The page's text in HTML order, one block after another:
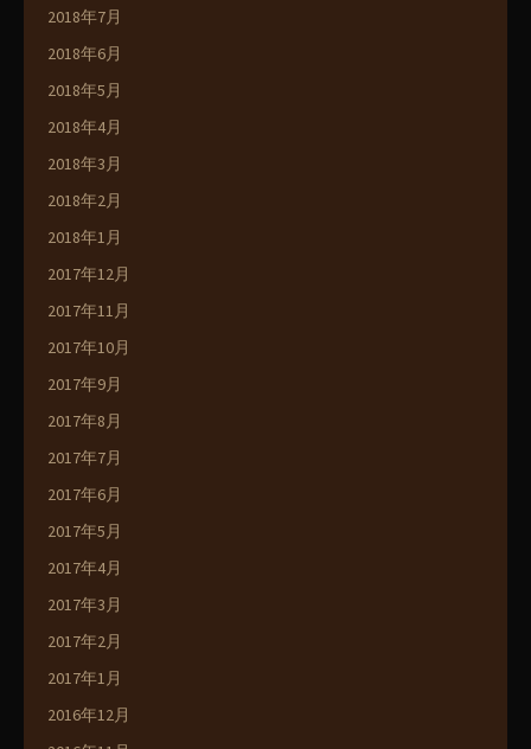
2018年7月
2018年6月
2018年5月
2018年4月
2018年3月
2018年2月
2018年1月
2017年12月
2017年11月
2017年10月
2017年9月
2017年8月
2017年7月
2017年6月
2017年5月
2017年4月
2017年3月
2017年2月
2017年1月
2016年12月